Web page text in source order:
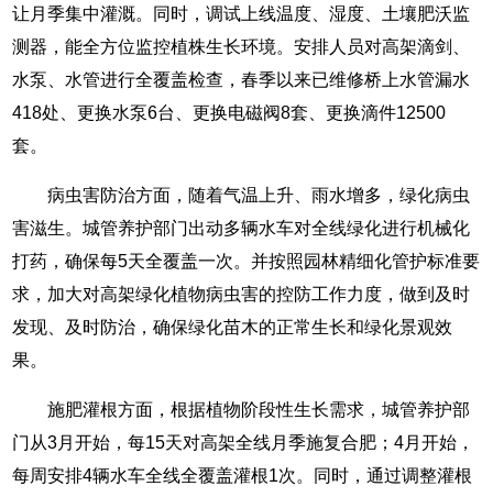
让月季集中灌溉。同时，调试上线温度、湿度、土壤肥沃监
测器，能全方位监控植株生长环境。安排人员对高架滴剑、
水泵、水管进行全覆盖检查，春季以来已维修桥上水管漏水
418处、更换水泵6台、更换电磁阀8套、更换滴件12500
套。
病虫害防治方面，随着气温上升、雨水增多，绿化病虫
害滋生。城管养护部门出动多辆水车对全线绿化进行机械化
打药，确保每5天全覆盖一次。并按照园林精细化管护标准要
求，加大对高架绿化植物病虫害的控防工作力度，做到及时
发现、及时防治，确保绿化苗木的正常生长和绿化景观效
果。
施肥灌根方面，根据植物阶段性生长需求，城管养护部
门从3月开始，每15天对高架全线月季施复合肥；4月开始，
每周安排4辆水车全线全覆盖灌根1次。同时，通过调整灌根